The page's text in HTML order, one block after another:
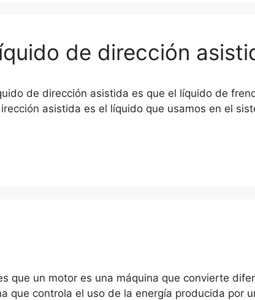
de dirección
de dirección asistida es que el líquido de
asistida es el líquido que usamos en el
que un motor es una máquina que convierte
que controla el uso de la energía producida por